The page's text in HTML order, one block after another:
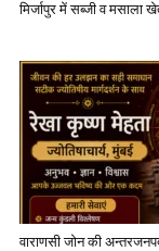
मिर्जापुर में सब्जी व मसाला
वाराणसी जोन की